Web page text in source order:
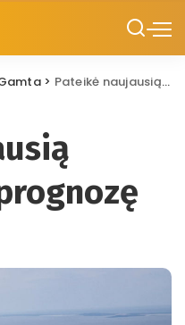
> Pateikė naujausią savaitės orų prognozę